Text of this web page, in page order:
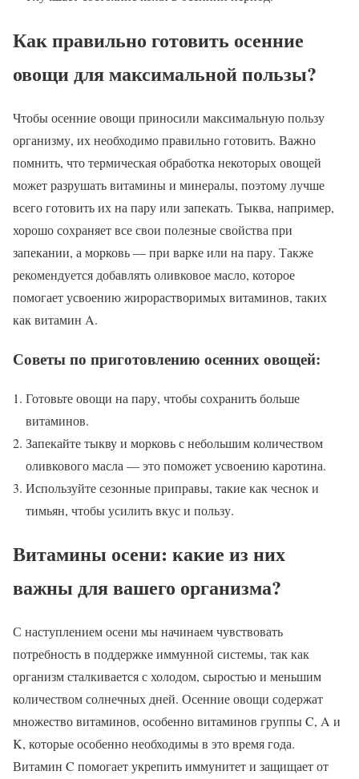
Как правильно готовить осенние
овощи для максимальной пользы?
Чтобы осенние овощи приносили максимальную пользу
организму, их необходимо правильно готовить. Важно
помнить, что термическая обработка некоторых овощей
может разрушать витамины и минералы, поэтому лучше
всего готовить их на пару или запекать. Тыква, например,
хорошо сохраняет все свои полезные свойства при
запекании, а морковь — при варке или на пару. Также
рекомендуется добавлять оливковое масло, которое
помогает усвоению жирорастворимых витаминов, таких
как витамин A.
Советы по приготовлению осенних овощей:
Готовьте овощи на пару, чтобы сохранить больше
витаминов.
Запекайте тыкву и морковь с небольшим количеством
оливкового масла — это поможет усвоению каротина.
Используйте сезонные приправы, такие как чеснок и
тимьян, чтобы усилить вкус и пользу.
Витамины осени: какие из них
важны для вашего организма?
С наступлением осени мы начинаем чувствовать
потребность в поддержке иммунной системы, так как
организм сталкивается с холодом, сыростью и меньшим
количеством солнечных дней. Осенние овощи содержат
множество витаминов, особенно витаминов группы C, A и
K, которые особенно необходимы в это время года.
Витамин C помогает укрепить иммунитет и защищает от